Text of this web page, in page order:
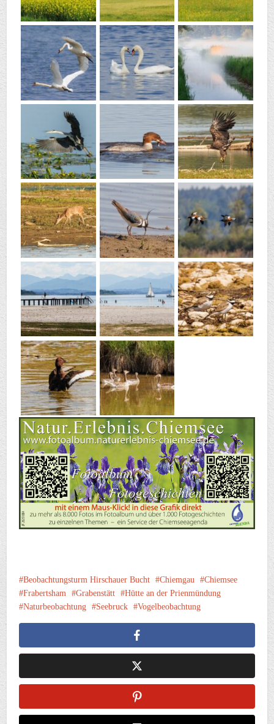
Beobachtungsturm Hirschauer Bucht Chiemgau
Chiemsee
Frabertsham
Grabenstätt
Hütte an der Prienmündung
Naturbeobachtung
Seebruck Vogelbeobachtung